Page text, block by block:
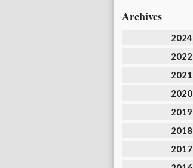
Archives
2024
2022
2021
2020
2019
2018
2017